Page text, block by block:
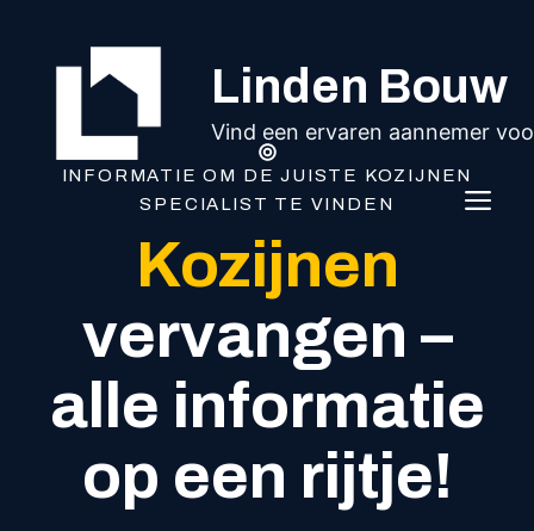
Linden Bouw
Vind een ervaren aannemer
INFORMATIE OM DE JUISTE KOZIJNEN
SPECIALIST TE VINDEN
Kozijnen
vervangen –
alle informatie
op een rijtje!